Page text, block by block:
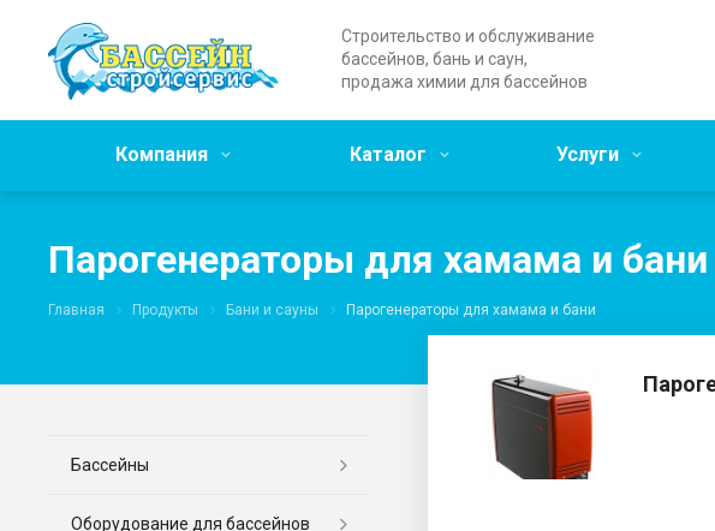
Строительство и обслуживание
бассейнов, бань и саун,
продажа химии для бассейнов
Компания Каталог Услуги
Парогенераторы для хамама и бани
Главная Продукты Бани и сауны Парогенераторы для хамама и бани
Бассейны
Оборудование для бассейнов